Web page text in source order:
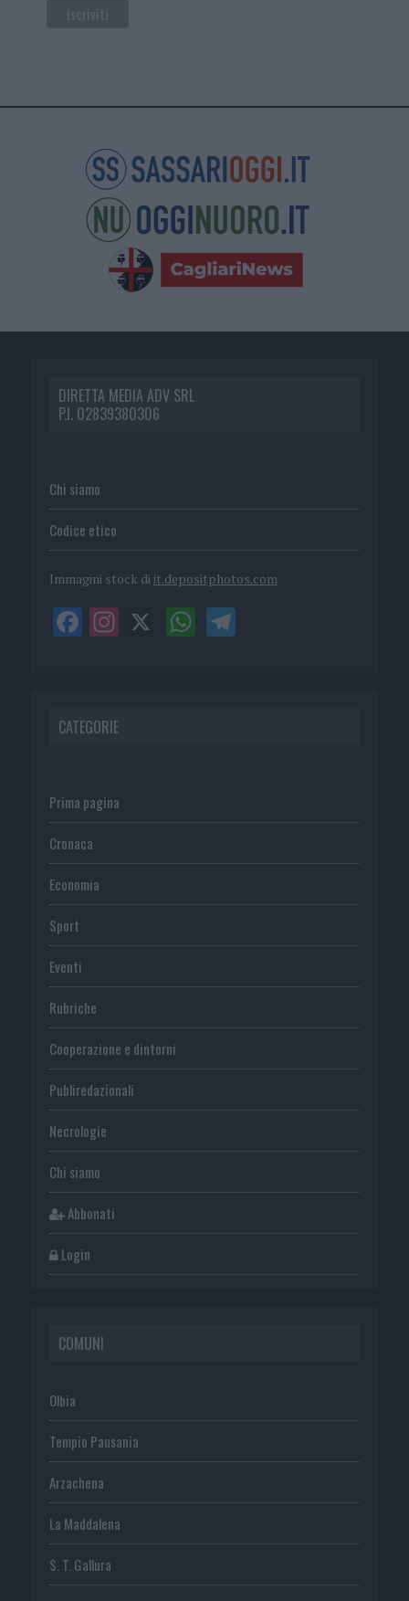
DIRETTA MEDIA ADV SRL
P.I. 02839380306
Chi siamo
Codice etico
Immagini stock di it.depositphotos.com
CATEGORIE
Prima pagina
Cronaca
Economia
Sport
Eventi
Rubriche
Cooperazione e dintorni
Publiredazionali
Necrologie
Chi siamo
Abbonati
Login
COMUNI
Olbia
Tempio Pausania
Arzachena
La Maddalena
S. T. Gallura